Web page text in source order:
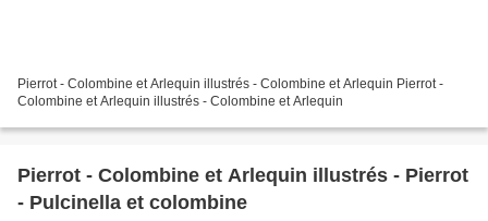
Pierrot - Colombine et Arlequin illustrés - Colombine et Arlequin Pierrot -
Colombine et Arlequin illustrés - Colombine et Arlequin
Pierrot - Colombine et Arlequin illustrés - Pierrot
- Pulcinella et colombine